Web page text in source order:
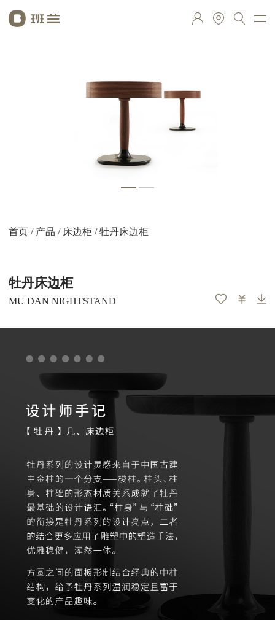
首页 / 产品 / 床边柜 / 牡丹床边柜
牡丹床边柜
MU DAN NIGHTSTAND